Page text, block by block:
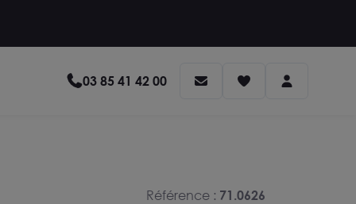
03 85 41 42 00
Référence : 71.0626